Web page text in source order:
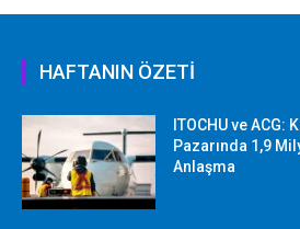
HAFTANIN ÖZETİ
ITOCHU ve ACG:
Pazarında 1,9
Anlaşma